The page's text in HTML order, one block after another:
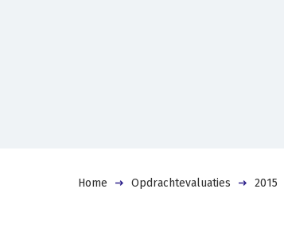
Home Opdrachtevaluaties 2015